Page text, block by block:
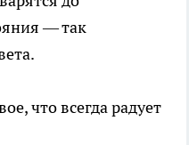
— так
что всегда радует